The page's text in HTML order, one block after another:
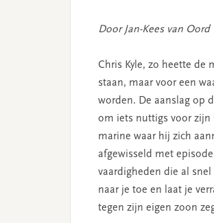
Door Jan-Kees van Oord
Chris Kyle, zo heette de
staan, maar voor een
worden. De aanslag op
om iets nuttigs voor zijn
marine waar hij zich
afgewisseld met
vaardigheden die al
naar je toe en laat je
tegen zijn eigen zoon